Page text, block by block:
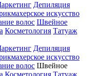
Депиляция
искусство
волос Швейное
Косметология Татуаж
Депиляция
искусство
волос Швейное
Косметология Татуаж